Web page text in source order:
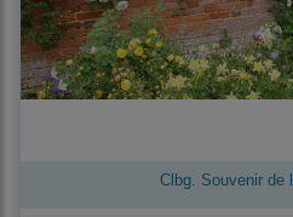
Clbg. Souvenir de